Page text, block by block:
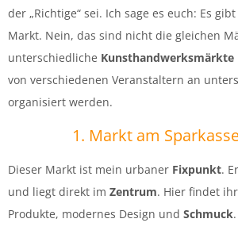
der „Richtige“ sei. Ich sage es euch: Es
Markt. Nein, das sind nicht die gleichen
unterschiedliche Kunsthandwerksmärkte
von verschiedenen Veranstaltern an
organisiert werden.
1. Markt am
Dieser Markt ist mein urbaner Fixpunkt.
und liegt direkt im Zentrum. Hier findet
Produkte, modernes Design und Schmuck.